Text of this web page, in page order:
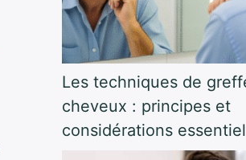
Les techniques de
cheveux : principes et
considérations